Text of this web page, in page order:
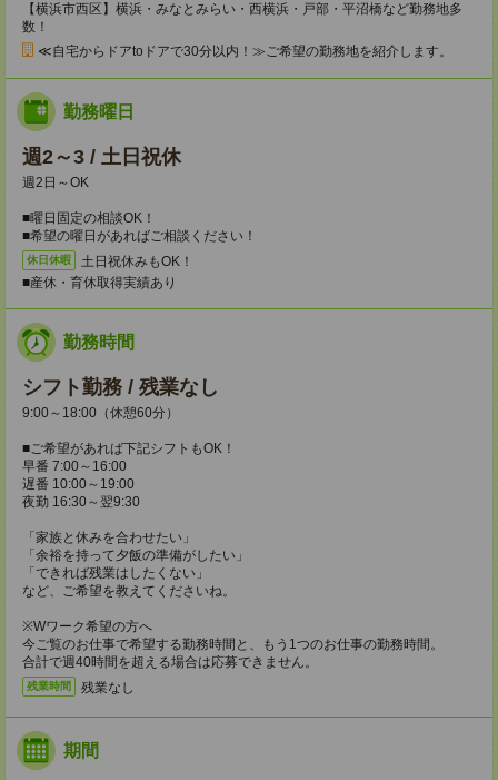
【横浜市西区】横浜・みなとみらい・西横浜・戸部・平沼橋など勤務地多
数！
≪自宅からドアtoドアで30分以内！≫ご希望の勤務地を紹介します。
勤務曜日
週2～3 / 土日祝休
週2日～OK
■曜日固定の相談OK！
■希望の曜日があればご相談ください！
休日休暇
土日祝休みもOK！
■産休・育休取得実績あり
勤務時間
シフト勤務 / 残業なし
9:00～18:00（休憩60分）
■ご希望があれば下記シフトもOK！
早番 7:00～16:00
遅番 10:00～19:00
夜勤 16:30～翌9:30
「家族と休みを合わせたい」
「余裕を持って夕飯の準備がしたい」
「できれば残業はしたくない」
など、ご希望を教えてくださいね。
※Wワーク希望の方へ
今ご覧のお仕事で希望する勤務時間と、もう1つのお仕事の勤務時間。
合計で週40時間を超える場合は応募できません。
残業時間 残業なし
期間